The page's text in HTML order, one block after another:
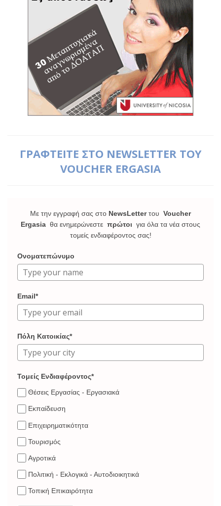
ΓΡΑΦΤΕΙΤΕ ΣΤΟ NEWSLETTER ΤΟΥ
VOUCHER ERGASIA
Με την εγγραφή σας στο NewsLetterτου Voucher
Ergasia θα ενημερώνεστε πρώτοι για όλα τα νέα στους
τομείς ενδιαφέροντος σας!
Ονοματεπώνυμο
Email*
Πόλη Κατοικίας*
Τομείς Ενδιαφέροντος*
Θέσεις Εργασίας - Εργασιακά
Εκπαίδευση
Επιχειρηματικότητα
Τουρισμός
Αγροτικά
Πολιτική - Εκλογικά - Αυτοδιοικητικά
Τοπική Επικαιρότητα